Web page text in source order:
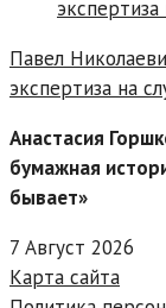
Павел
экспертиза на
Анастасия
бумажная
бывает»
7 Август 2026
Карта сайта